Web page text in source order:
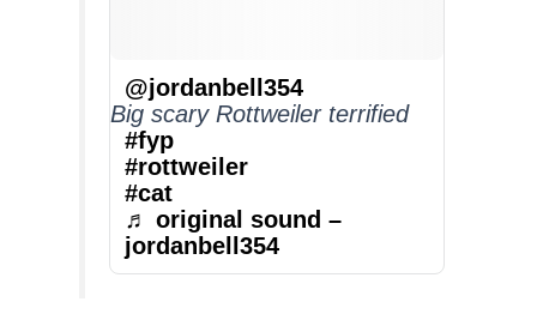
@jordanbell354
Big scary Rottweiler terrified
#fyp
#rottweiler
#cat
♬ original sound –
jordanbell354